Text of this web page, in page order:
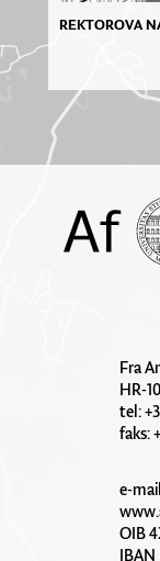
REKTOROVA
Fra
HR-
tel:
faks:
e-
OIB
IBAN